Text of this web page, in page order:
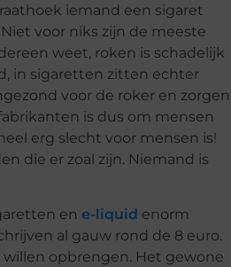
iemand een sigaret
voor niks zijn de meeste
weet, roken is schadelijk
in sigaretten zitten echter
voor de roker en zorgen
is dus om mensen
erg slecht voor mensen is!
die er zoal zijn. Niemand is
en e-liquid enorm
al gauw rond de 8 euro.
opbrengen. Het gewone